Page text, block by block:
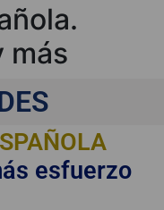
más
esfuerzo